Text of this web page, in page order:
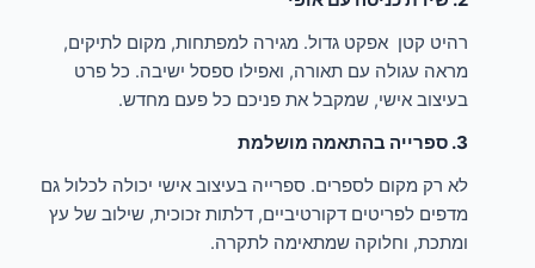
רהיט קטן אפקט גדול. מגירה למפתחות, מקום לתיקים,
מראה עגולה עם תאורה, ואפילו ספסל ישיבה. כל פרט
בעיצוב אישי, שמקבל את פניכם כל פעם מחדש.
3. ספרייה בהתאמה מושלמת
לא רק מקום לספרים. ספרייה בעיצוב אישי יכולה לכלול גם
מדפים לפריטים דקורטיביים, דלתות זכוכית, שילוב של עץ
ומתכת, וחלוקה שמתאימה לתקרה.